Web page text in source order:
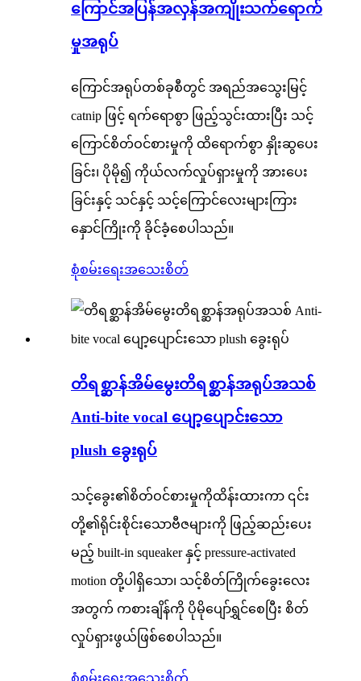
ကြောင်အပြန်အလှန်အကျိုးသက်ရောက်
မှုအရုပ်
ကြောင်အရုပ်တစ်ခုစီတွင် အရည်အသွေးမြင့်
catnip ဖြင့် ရက်ရောစွာ ဖြည့်သွင်းထားပြီး သင့်
ကြောင်စိတ်ဝင်စားမှုကို ထိရောက်စွာ နှိုးဆွပေး
ခြင်း၊ ပိုမို၍ ကိုယ်လက်လှုပ်ရှားမှုကို အားပေး
ခြင်းနှင့် သင်နှင့် သင့်ကြောင်လေးများကြား
နှောင်ကြိုးကို ခိုင်ခံ့စေပါသည်။
စုံစမ်းရေးအသေးစိတ်
တိရစ္ဆာန်အိမ်မွေးတိရစ္ဆာန်အရုပ်အသစ်
Anti-bite vocal ပျော့ပျောင်းသော
plush ခွေးရုပ်
သင့်ခွေး၏စိတ်ဝင်စားမှုကိုထိန်းထားကာ ၎င်း
တို့၏ရိုင်းစိုင်းသောဗီဇများကို ဖြည့်ဆည်းပေး
မည့် built-in squeaker နှင့် pressure-activated
motion တို့ပါရှိသော၊ သင့်စိတ်ကြိုက်ခွေးလေး
အတွက် ကစားချိန်ကို ပိုမိုပျော်ရွှင်စေပြီး စိတ်
လှုပ်ရှားဖွယ်ဖြစ်စေပါသည်။